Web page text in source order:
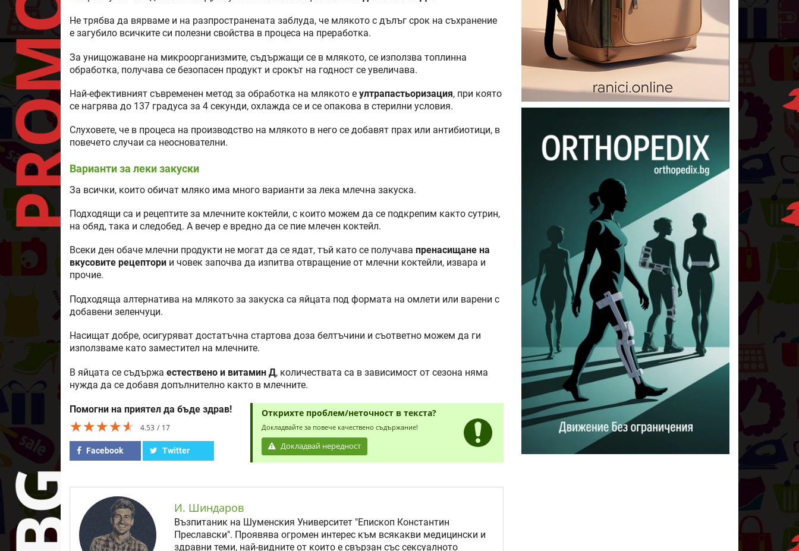
Не трябва да вярваме и на разпространената заблуда, че млякото с дълъг срок на съхранение
е загубило всичките си полезни свойства в процеса на преработка.
За унищожаване на микроорганизмите, съдържащи се в млякото, се използва топлинна
обработка, получава се безопасен продукт и срокът на годност се увеличава.
Най-ефективният съвременен метод за обработка на млякото е ултрапастьоризация, при която
се нагрява до 137 градуса за 4 секунди, охлажда се и се опакова в стерилни условия.
Слуховете, че в процеса на производство на млякото в него се добавят прах или антибиотици, в
повечето случаи са неоснователни.
Варианти за леки закуски
За всички, които обичат мляко има много варианти за лека млечна закуска.
Подходящи са и рецептите за млечните коктейли, с които можем да се подкрепим както сутрин,
на обяд, така и следобед. А вечер е вредно да се пие млечен коктейл.
Всеки ден обаче млечни продукти не могат да се ядат, тъй като се получава пренасищане на
вкусовите рецептори и човек започва да изпитва отвращение от млечни коктейли, извара и
прочие.
Подходяща алтернатива на млякото за закуска са яйцата под формата на омлети или варени с
добавени зеленчуци.
Насищат добре, осигуряват достатъчна стартова доза белтъчини и съответно можем да ги
използваме като заместител на млечните.
В яйцата се съдържа естествено и витамин Д, количествата са в зависимост от сезона няма
нужда да се добавя допълнително както в млечните.
Помогни на приятел да бъде здрав!
★★★★★
★★★★★
★★★★★ 4.53 17
Facebook Twitter
Открихте проблем/неточност в текста?
Докладвайте за повече качествено съдържание!
Докладвай нередност
И. Шиндаров
Възпитаник на Шуменския Университет "Епископ Константин
Преславски". Проявява огромен интерес към всякакви медицински и
здравни теми, най-видните от които е свързан със сексуалното